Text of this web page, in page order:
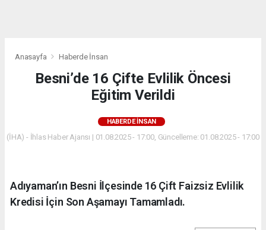
Anasayfa Haberde İnsan
Besni’de 16 Çifte Evlilik Öncesi
Eğitim Verildi
HABERDE İNSAN
(İHA) - İhlas Haber Ajansı | 01.08.2025 - 17:00, Güncelleme: 01.08.2025 - 17:00
Adıyaman’ın Besni İlçesinde 16 Çift Faizsiz Evlilik
Kredisi İçin Son Aşamayı Tamamladı.